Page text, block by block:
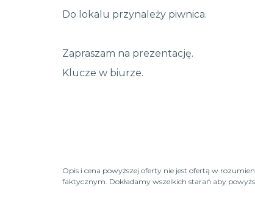
Do lokalu przynależy piwnica.
Zapraszam na prezentację.
Klucze w biurze.
Opis i cena powyższej oferty nie jest ofertą w
faktycznym. Dokładamy wszelkich starań aby